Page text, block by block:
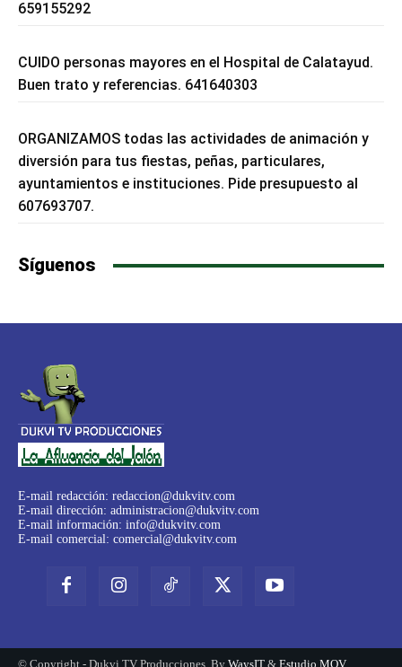
659155292
CUIDO personas mayores en el Hospital de Calatayud.
Buen trato y referencias. 641640303
ORGANIZAMOS todas las actividades de animación y
diversión para tus fiestas, peñas, particulares,
ayuntamientos e instituciones. Pide presupuesto al
607693707.
Síguenos
E-mail redacción: redaccion@dukvitv.com
E-mail dirección: administracion@dukvitv.com
E-mail información: info@dukvitv.com
E-mail comercial: comercial@dukvitv.com
© Copyright - Dukvi TV Producciones. By WaysIT & Estudio MOV